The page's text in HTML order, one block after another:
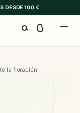
DESDE 100 €
la floración